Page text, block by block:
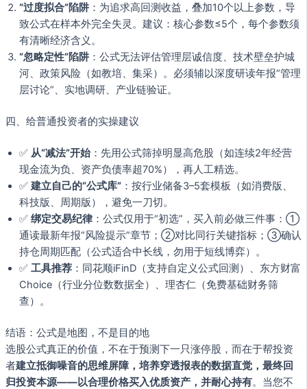
“过度拟合”陷阱 ：为追求高回测收益，叠加10个以上参数，导
致公式在样本外完全失灵。建议：核心参数≤5个，每个参数须
有清晰经济含义。
“忽略定性”陷阱 ：公式无法评估管理层诚信度、技术壁垒护城
河、政策风险（如教培、集采）。必须辅以深度研读年报“管理
层讨论”、实地调研、产业链验证。
四、给普通投资者的实操建议
✅ 从“减法”开始 ：先用公式筛掉明显高危股（如连续2年经营
现金流为负、资产负债率超70%），再人工精选。
✅ 建立自己的“公式库” ：按行业储备3–5套模板（如消费版、
科技版、周期版），避免一刀切。
✅ 绑定交易纪律 ：公式仅用于“初选”，买入前必做三件事：①
通读最新年报“风险提示”章节；②对比同行关键指标；③确认
持仓周期匹配（公式适合中长线，勿用于短线博弈）。
✅ 工具推荐 ：同花顺iFinD（支持自定义公式回测）、东方财富
Choice（行业分位数数据全）、理杏仁（免费基础财务筛
查）。
结语：公式是地图，不是目的地
选股公式真正的价值，不在于预测下一只涨停股，而在于帮投资
者建立抵御噪音的思维屏障，培养穿透报表的数据直觉，最终回
归投资本源——以合理价格买入优质资产，并耐心持有。当您不